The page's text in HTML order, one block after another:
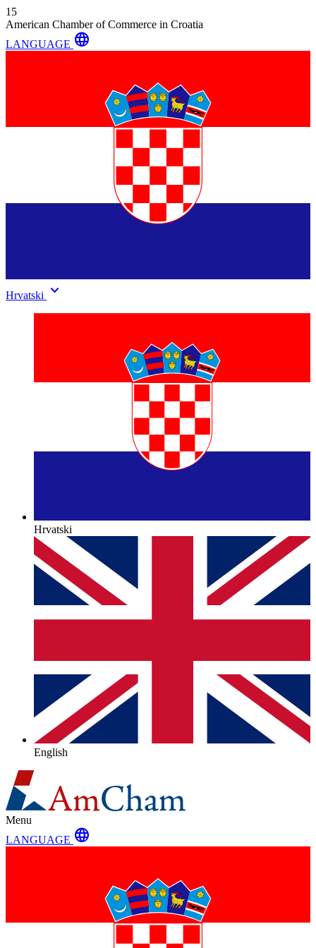
15
American Chamber of Commerce in Croatia
LANGUAGE language
Hrvatski keyboard_arrow_down
Hrvatski
English
Menu
LANGUAGE language